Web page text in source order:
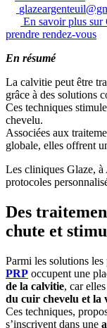
En savoir plus sur
prendre rendez-vous
En résumé
La calvitie peut être
grâce à des solutions
Ces techniques
chevelu.
Associées aux
globale, elles offrent
Les cliniques Glaze, à
protocoles
Des
chute et
Parmi les solutions les
PRP occupent une
de la calvitie, car
du cuir chevelu et la
Ces techniques,
s’inscrivent dans une